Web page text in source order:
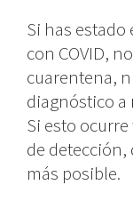
Si has
con COVID,
cuarentena,
diagnóstico a
Si esto
de detección,
más posible.